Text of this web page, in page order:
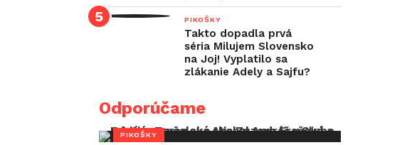
PIKOŠKY
Takto dopadla prvá
séria Milujem Slovensko
na Joj! Vyplatilo sa
zlákanie Adely a Sajfu?
Odporúčame
PIKOŠKY